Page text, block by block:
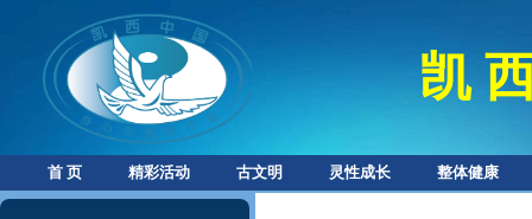
凯
首 页 精彩活动 古文明 灵性成长 整体健康